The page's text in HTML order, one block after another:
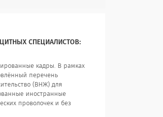
СПЕЦИАЛИСТОВ:
кадры. В рамках
перечень
(ВНЖ) для
иностранные
проволочек и без